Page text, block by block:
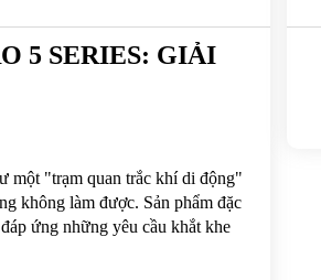
5 SERIES: GIẢI
một "trạm quan trắc khí di động"
không làm được. Sản phẩm đặc
ứng những yêu cầu khắt khe